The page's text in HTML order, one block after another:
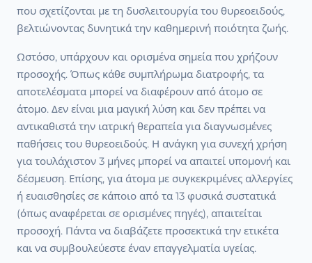
που σχετίζονται με τη δυσλειτουργία του θυρεοειδούς,
βελτιώνοντας δυνητικά την καθημερινή ποιότητα ζωής.
Ωστόσο, υπάρχουν και ορισμένα σημεία που χρήζουν
προσοχής. Όπως κάθε συμπλήρωμα διατροφής, τα
αποτελέσματα μπορεί να διαφέρουν από άτομο σε
άτομο. Δεν είναι μια μαγική λύση και δεν πρέπει να
αντικαθιστά την ιατρική θεραπεία για διαγνωσμένες
παθήσεις του θυρεοειδούς. Η ανάγκη για συνεχή χρήση
για τουλάχιστον 3 μήνες μπορεί να απαιτεί υπομονή και
δέσμευση. Επίσης, για άτομα με συγκεκριμένες αλλεργίες
ή ευαισθησίες σε κάποιο από τα 13 φυσικά συστατικά
(όπως αναφέρεται σε ορισμένες πηγές), απαιτείται
προσοχή. Πάντα να διαβάζετε προσεκτικά την ετικέτα
και να συμβουλεύεστε έναν επαγγελματία υγείας.